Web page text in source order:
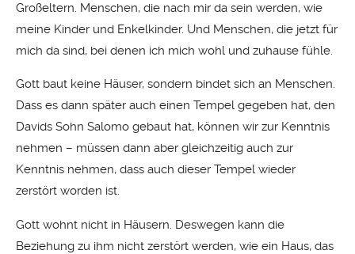
Großeltern. Menschen, die nach mir da sein werden, wie
meine Kinder und Enkelkinder. Und Menschen, die jetzt für
mich da sind, bei denen ich mich wohl und zuhause fühle.
Gott baut keine Häuser, sondern bindet sich an Menschen.
Dass es dann später auch einen Tempel gegeben hat, den
Davids Sohn Salomo gebaut hat, können wir zur Kenntnis
nehmen – müssen dann aber gleichzeitig auch zur
Kenntnis nehmen, dass auch dieser Tempel wieder
zerstört worden ist.
Gott wohnt nicht in Häusern. Deswegen kann die
Beziehung zu ihm nicht zerstört werden, wie ein Haus, das